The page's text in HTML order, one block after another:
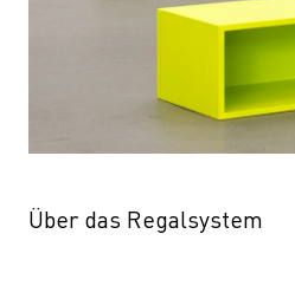
Über das Regalsystem